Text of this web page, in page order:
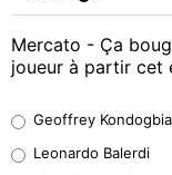
Mercato - Ça
joueur à partir cet
38%
Geoffrey Kondogbia
Leonardo Balerdi